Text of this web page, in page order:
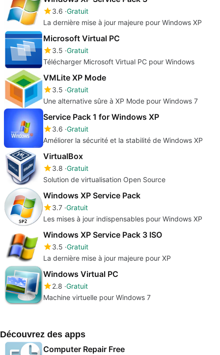
3.6 Gratuit
La dernière mise à jour majeure pour Windows XP
Microsoft Virtual PC
3.5 Gratuit
Télécharger Microsoft Virtual PC pour Windows
VMLite XP Mode
3.5 Gratuit
Une alternative sûre à XP Mode pour Windows 7
Service Pack 1 for Windows XP
3.6 Gratuit
Améliorer la sécurité et la stabilité de Windows XP
VirtualBox
3.8 Gratuit
Solution de virtualisation Open Source
Windows XP Service Pack
3.7 Gratuit
Les mises à jour indispensables pour Windows XP
Windows XP Service Pack 3 ISO
3.5 Gratuit
La dernière mise à jour majeure pour XP
Windows Virtual PC
2.8 Gratuit
Machine virtuelle pour Windows 7
Découvrez des apps
Computer Repair Free